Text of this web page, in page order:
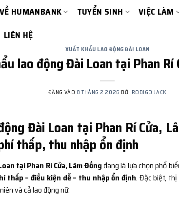
VỀ HUMANBANK TUYỂN SINH VIỆC LÀM
LIÊN HỆ
XUẤT KHẨU LAO ĐỘNG ĐÀI LOAN
lao động Đài Loan tại Phan Rí
ĐĂNG VÀO 8 THÁNG 2 2026 BỞI RODIGO JACK
Đài Loan tại Phan Rí Cửa,
thấp, thu nhập ổn định
tại Phan Rí Cửa, Lâm Đồngđang là lựa chọn phổ
thấp – điều kiện dễ – thu nhập ổn định. Đặc biệt,
và cả lao động nữ.